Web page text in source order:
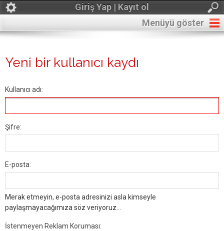
Giriş Yap | Kayıt ol
Menüyü göster
Yeni bir kullanıcı kaydı
Kullanıcı adı:
Şifre:
E-posta:
Merak etmeyin, e-posta adresinizi asla kimseyle
paylaşmayacağımıza söz veriyoruz...
İstenmeyen Reklam Koruması: